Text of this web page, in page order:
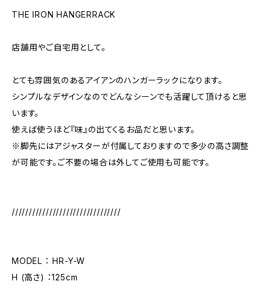
THE IRON HANGERRACK
店舗用やご自宅用として。
とても雰囲気のあるアイアンのハンガーラックになります。
シンプルなデザインなのでどんなシーンでも活躍して頂けると思
います。
使えば使うほど『味』の出てくるお品だと思います。
※脚先にはアジャスターが付属しておりますので多少の高さ調整
が可能です。ご不要の場合は外してご使用も可能です。
////////////////////////////////
MODEL ： HR-Y-W
H (高さ) ：125cm